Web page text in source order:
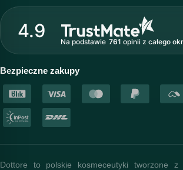
Strefa profesjonalisty
O marce Dottore
Nasz zespół
Akademia i szkolenia
Baza wiedzy
4.9
Na podstawie 761 opinii z całego
Bezpieczne zakupy
Dottore to polskie kosmeceutyki tworzone z